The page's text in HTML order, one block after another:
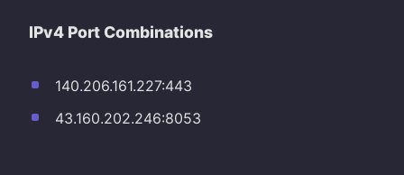
IPv4 Port Combinations
140.206.161.227:443
43.160.202.246:8053